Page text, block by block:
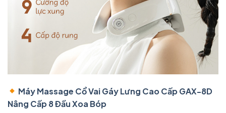
Máy Massage Cổ Vai Gáy Lưng Cao Cấp GAX-8D
Nâng Cấp 8 Đầu Xoa Bóp